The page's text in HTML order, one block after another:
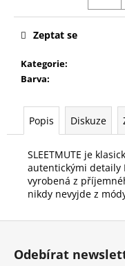
Kategorie:
Barva:
Zeptat se
Popis Diskuze
SLEETMUTE je
autentickými detaily
vyrobená z
nikdy nevyjde z
Odebírat